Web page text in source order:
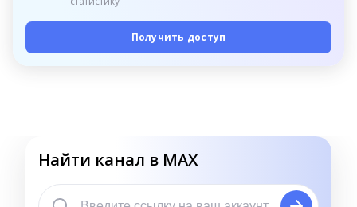
Получить доступ
Найти канал в MAX